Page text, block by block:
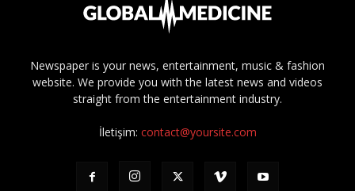
Newspaper is your news, entertainment, music & fashion
website. We provide you with the latest news and videos
straight from the entertainment industry.
İletişim: contact@yoursite.com